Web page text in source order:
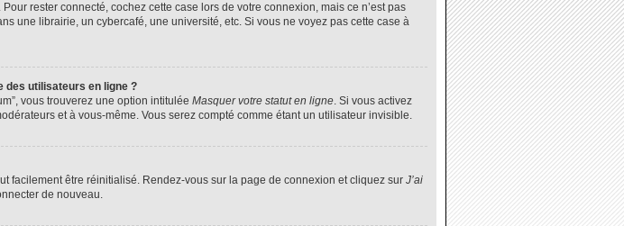
rester connecté, cochez cette case lors de votre connexion, mais ce n’est pas
une librairie, un cybercafé, une université, etc. Si vous ne voyez pas cette case à
des utilisateurs en ligne ?
vous trouverez une option intitulée Masquer votre statut en ligne. Si vous activez
et à vous-même. Vous serez compté comme étant un utilisateur invisible.
facilement être réinitialisé. Rendez-vous sur la page de connexion et cliquez sur J’ai
de nouveau.